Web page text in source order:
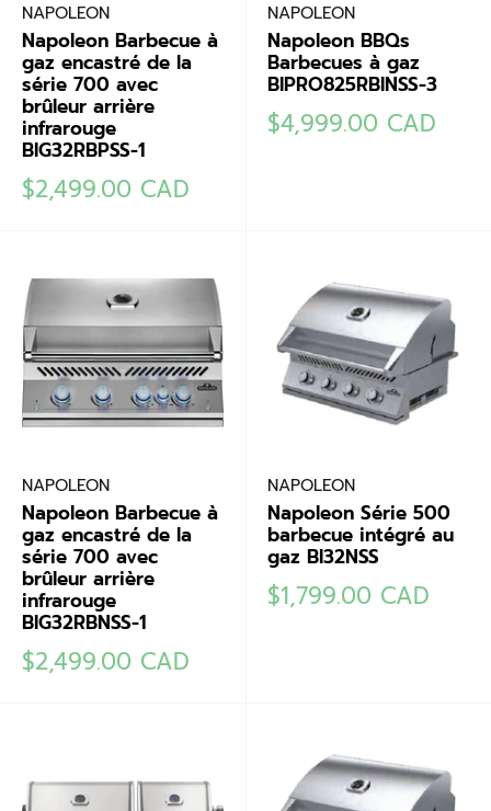
NAPOLEON
Napoleon Barbecue à
gaz encastré de la
série 700 avec
brûleur arrière
infrarouge
BIG32RBPSS-1
Prix
réduit
$2,499.00 CAD
NAPOLEON
Napoleon BBQs
Barbecues à gaz
BIPRO825RBINSS-3
Prix
réduit
$4,999.00 CAD
NAPOLEON
Napoleon Barbecue à
gaz encastré de la
série 700 avec
brûleur arrière
infrarouge
BIG32RBNSS-1
Prix
réduit
$2,499.00 CAD
NAPOLEON
Napoleon Série 500
barbecue intégré au
gaz BI32NSS
Prix
réduit
$1,799.00 CAD